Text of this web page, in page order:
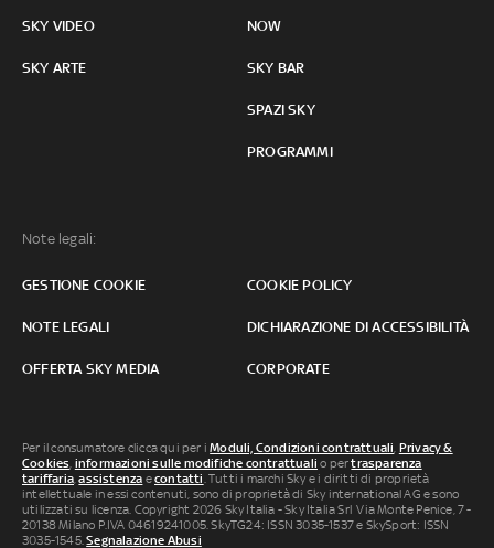
SKY VIDEO
SKY ARTE
NOW
SKY BAR
SPAZI SKY
PROGRAMMI
Note legali:
GESTIONE COOKIE COOKIE POLICY
NOTE LEGALI DICHIARAZIONE DI ACCESSIBILITÀ
OFFERTA SKY MEDIA CORPORATE
Per il consumatore clicca qui per iModuli, Condizioni contrattuali, Privacy &
Cookies, informazioni sulle modifiche contrattuali o pertrasparenza
tariffaria,assistenza econtatti. Tutti i marchi Sky e i diritti di proprietà
intellettuale in essi contenuti, sono di proprietà di Sky international AG e sono
utilizzati su licenza. Copyright 2026 Sky Italia - Sky Italia Srl Via Monte Penice, 7 -
20138 Milano P.IVA 04619241005. SkyTG24: ISSN 3035-1537 e SkySport: ISSN
3035-1545.Segnalazione Abusi